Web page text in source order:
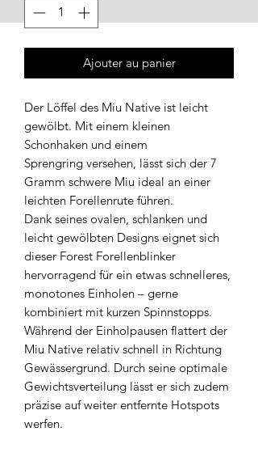
Ajouter au panier
Der Löffel des Miu Native ist leicht
gewölbt. Mit einem kleinen
Schonhaken und einem
Sprengring versehen, lässt sich der 7
Gramm schwere Miu ideal an einer
leichten Forellenrute führen.
Dank seines ovalen, schlanken und
leicht gewölbten Designs eignet sich
dieser Forest Forellenblinker
hervorragend für ein etwas schnelleres,
monotones Einholen – gerne
kombiniert mit kurzen Spinnstopps.
Während der Einholpausen flattert der
Miu Native relativ schnell in Richtung
Gewässergrund. Durch seine optimale
Gewichtsverteilung lässt er sich zudem
präzise auf weiter entfernte Hotspots
werfen.